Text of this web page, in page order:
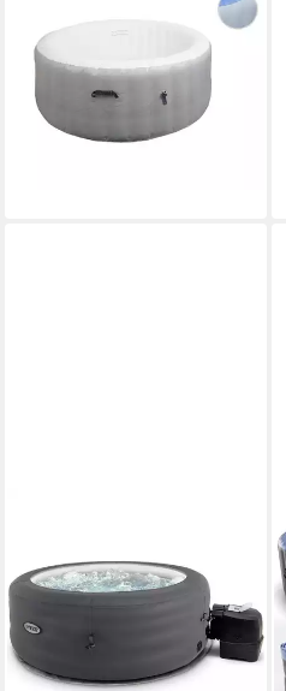
aufblasbar, Wasserkapazität:
708 Liter, Inklusive Abdeckun
311,99 €
mtl. in 24 Raten
lieferbar - in 3-4 Werktagen bei dir